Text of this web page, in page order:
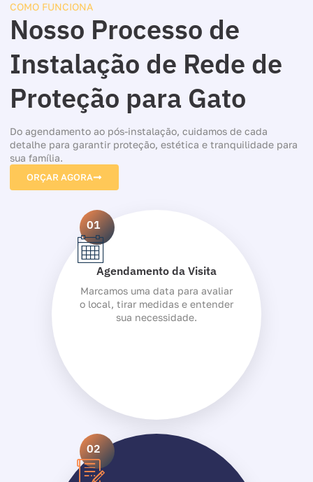
COMO FUNCIONA
Nosso Processo de
Instalação de Rede de
Proteção para Gato
Do agendamento ao pós-instalação, cuidamos de cada
detalhe para garantir proteção, estética e tranquilidade para
sua família.
ORÇAR AGORA
01
Agendamento da Visita
Marcamos uma data para avaliar
o local, tirar medidas e entender
sua necessidade.
02